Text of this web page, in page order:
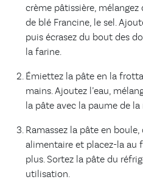
crème pâtissière,
de blé Francine, le sel.
puis écrasez du bout des
la farine.
Émiettez la pâte en la
mains. Ajoutez l’eau,
la pâte avec la paume de la
Ramassez la pâte en
alimentaire et placez-la au
plus. Sortez la pâte du
utilisation.